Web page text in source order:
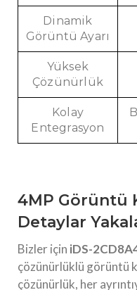
Dinamik
Görüntü Ayarı
Yüksek
Çözünürlük
Kolay
Entegrasyon
4MP Görüntü
Detaylar
Bizler için iDS-
çözünürlüklü görüntü
çözünürlük, her